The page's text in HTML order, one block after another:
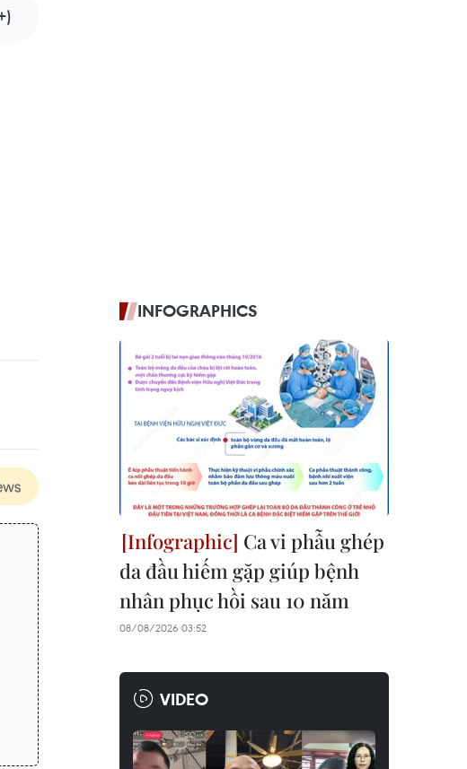
INFOGRAPHICS
Ca vi phẫu ghép
da đầu hiếm gặp giúp bệnh
nhân phục hồi sau 10 năm
08/08/2026 03:52
VIDEO